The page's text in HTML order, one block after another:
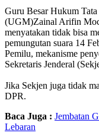
Guru Besar Hukum
(UGM)Zainal Arifin
menyatakan tidak bisa
pemungutan suara 14
Pemilu, mekanisme
Sekretaris Jenderal
Jika Sekjen juga tidak
DPR.
Baca Juga : Jembatan
Lebaran